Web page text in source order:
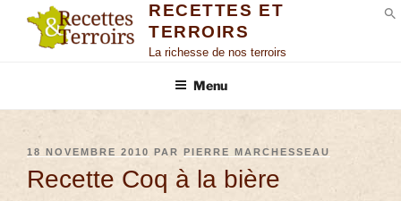
RECETTES ET
TERROIRS
La richesse de nos terroirs
Menu
18 NOVEMBRE 2010 PAR PIERRE MARCHESSEAU
Recette Coq à la bière